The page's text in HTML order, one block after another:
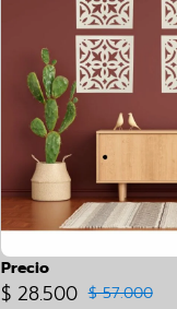
Precio
$ 28.500 $ 57.000